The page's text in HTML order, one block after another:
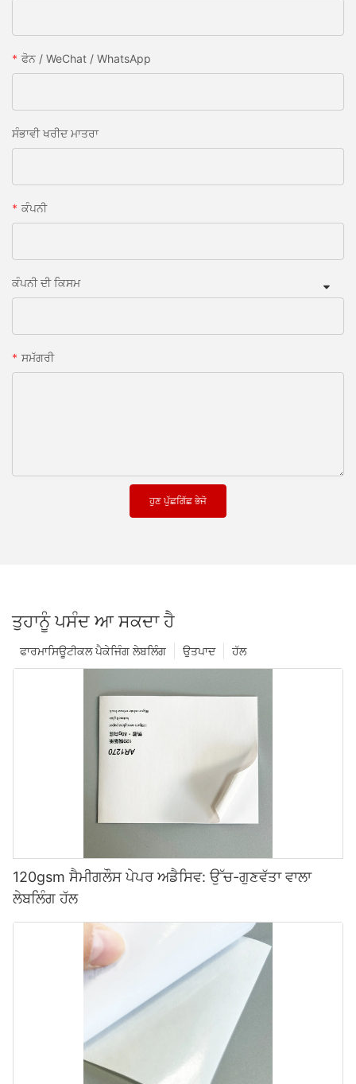
ਫੋਨ / WeChat / WhatsApp
ਸੰਭਾਵੀ ਖਰੀਦ ਮਾਤਰਾ
ਕੰਪਨੀ
ਕੰਪਨੀ ਦੀ ਕਿਸਮ
ਸਮੱਗਰੀ
ਹੁਣ ਪੁੱਛਗਿੱਛ ਭੇਜੋ
ਤੁਹਾਨੂੰ ਪਸੰਦ ਆ ਸਕਦਾ ਹੈ
ਹੱਲ
ਉਤਪਾਦ
ਫਾਰਮਾਸਿਊਟੀਕਲ ਪੈਕੇਜਿੰਗ ਲੇਬਲਿੰਗ
120gsm ਸੈਮੀਗਲੌਸ ਪੇਪਰ ਅਡੈਸਿਵ: ਉੱਚ-ਗੁਣਵੱਤਾ ਵਾਲਾ
ਲੇਬਲਿੰਗ ਹੱਲ